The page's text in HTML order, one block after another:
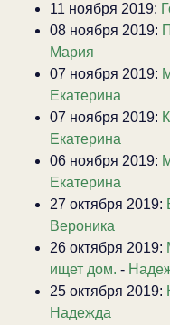
11 ноября 2019:
08 ноября 2019:
Мария
07 ноября 2019:
Екатерина
07 ноября 2019:
Екатерина
06 ноября 2019:
Екатерина
27 октября 2019:
Вероника
26 октября 2019:
ищет дом. -
25 октября 2019:
Надежда